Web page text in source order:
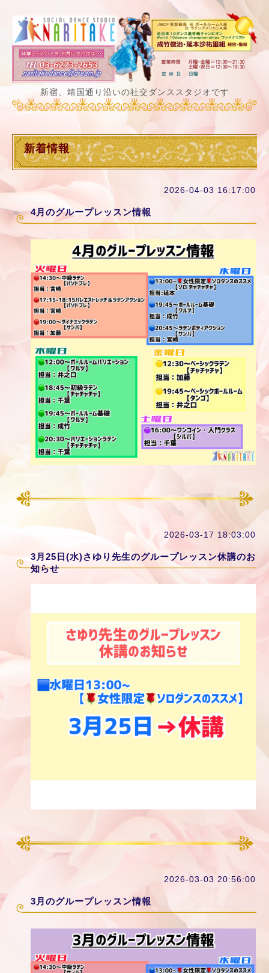
新宿、靖国通り沿いの社交ダンススタジオです
新着情報
2026-04-03 16:17:00
4月のグループレッスン情報
2026-03-17 18:03:00
3月25日(水)さゆり先生のグループレッスン休講のお
知らせ
2026-03-03 20:56:00
3月のグループレッスン情報